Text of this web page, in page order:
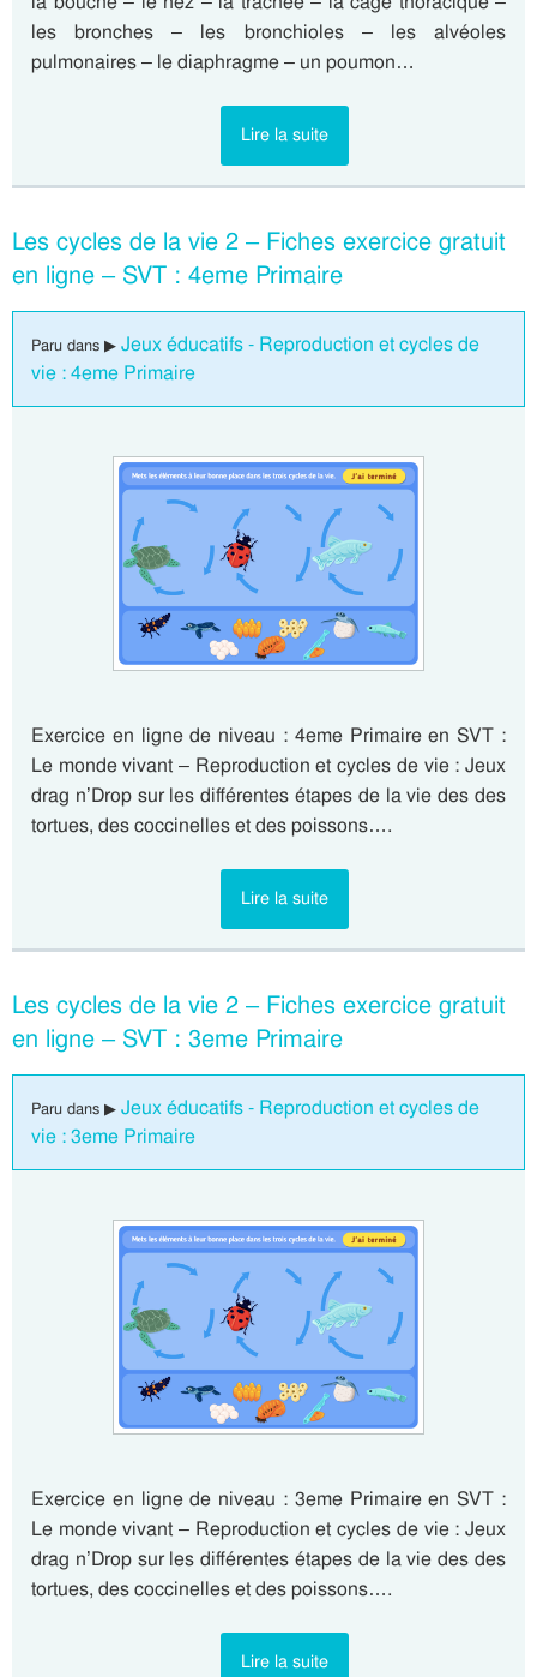
les bronches – les bronchioles – les alvéoles
pulmonaires – le diaphragme – un poumon…
Lire la suite
Les cycles de la vie 2 – Fiches exercice gratuit
en ligne – SVT : 4eme Primaire
Paru dans ▶ Jeux éducatifs - Reproduction et cycles de
vie : 4eme Primaire
Exercice en ligne de niveau : 4eme Primaire en SVT :
Le monde vivant – Reproduction et cycles de vie : Jeux
drag n’Drop sur les différentes étapes de la vie des des
tortues, des coccinelles et des poissons….
Lire la suite
Les cycles de la vie 2 – Fiches exercice gratuit
en ligne – SVT : 3eme Primaire
Paru dans ▶ Jeux éducatifs - Reproduction et cycles de
vie : 3eme Primaire
Exercice en ligne de niveau : 3eme Primaire en SVT :
Le monde vivant – Reproduction et cycles de vie : Jeux
drag n’Drop sur les différentes étapes de la vie des des
tortues, des coccinelles et des poissons….
Lire la suite